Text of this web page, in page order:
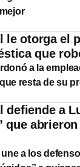
le otorga el
que
a la
resta de su
defiende a
que
a los